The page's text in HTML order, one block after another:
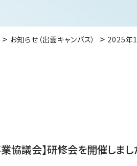
お知らせ（出雲キャンパス） 2025年
協議会】研修会を開催しまし